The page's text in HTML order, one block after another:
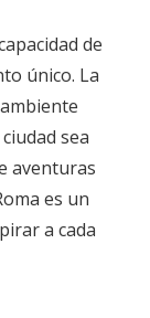
de
único. La
sea
aventuras
es un
a cada